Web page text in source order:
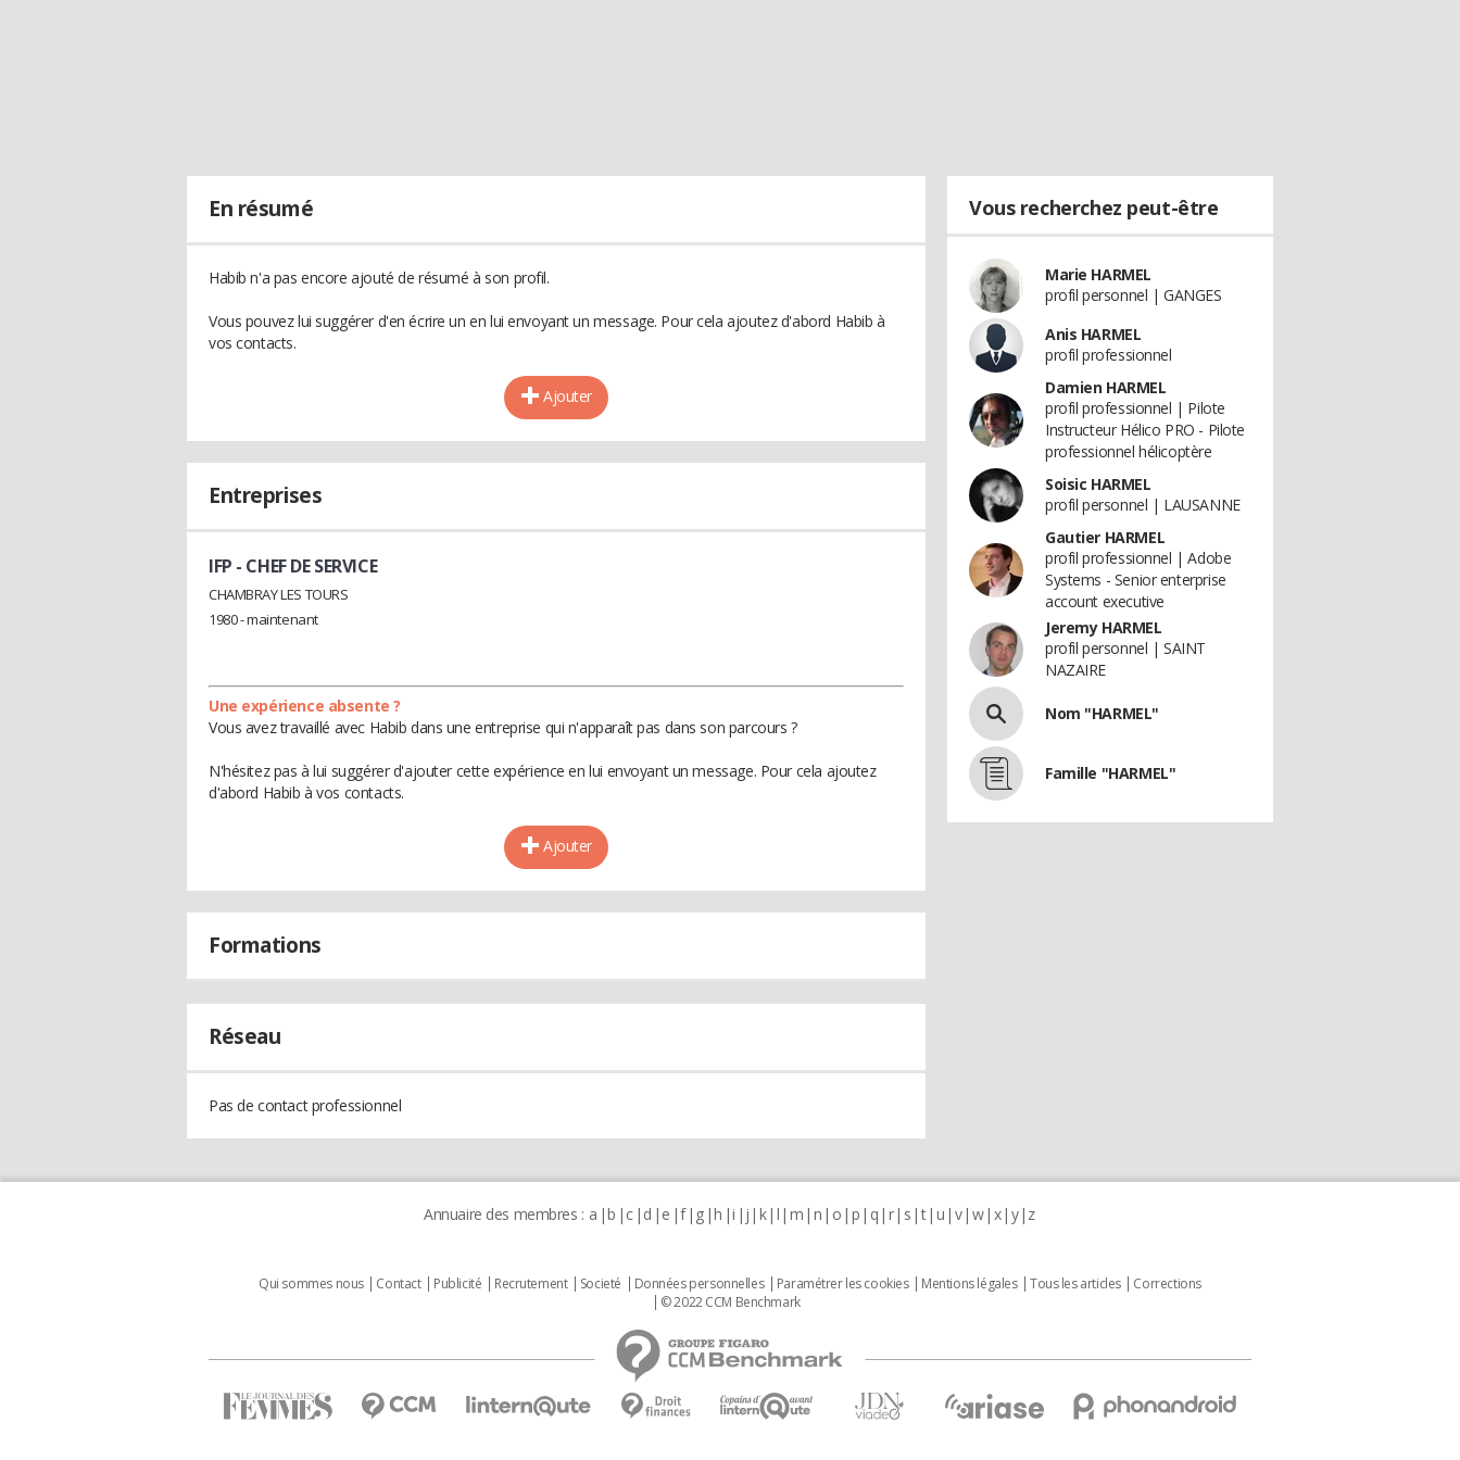
En résumé
Habib n'a pas encore ajouté de résumé à son profil.
Vous pouvez lui suggérer d'en écrire un en lui envoyant un message. Pour cela ajoutez d'abord Habib à
vos contacts.
Ajouter
Entreprises
IFP - CHEF DE SERVICE
CHAMBRAY LES TOURS
1980 - maintenant
Une expérience absente ?
Vous avez travaillé avec Habib dans une entreprise qui n'apparaît pas dans son parcours ?
N'hésitez pas à lui suggérer d'ajouter cette expérience en lui envoyant un message. Pour cela ajoutez
d'abord Habib à vos contacts.
Ajouter
Formations
Réseau
Pas de contact professionnel
Vous recherchez peut-être
Marie HARMEL
profil personnel | GANGES
Anis HARMEL
profil professionnel
Damien HARMEL
profil professionnel | Pilote
Instructeur Hélico PRO - Pilote
professionnel hélicoptère
Soisic HARMEL
profil personnel | LAUSANNE
Gautier HARMEL
profil professionnel | Adobe
Systems - Senior enterprise
account executive
Jeremy HARMEL
profil personnel | SAINT
NAZAIRE
Nom "HARMEL"
Famille "HARMEL"
Annuaire des membres : a b c d e f g h i j k l m n o p q r s t u v w x y z
Qui sommes nous Contact Publicité Recrutement Societé Données personnelles Paramétrer les cookies Mentions légales Tous les articles
Corrections
© 2022 CCM Benchmark